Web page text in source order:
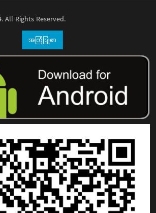
All Rights Reserved.
အကြံပြုစာ